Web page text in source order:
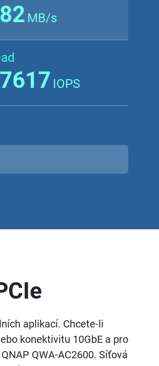
MB/s
IOPS
aplikací. Chcete-li
konektivitu 10GbE a pro
QWA-AC2600. Síťová